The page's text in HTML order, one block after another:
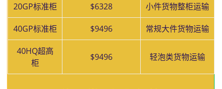
20GP标准柜 $6328 小件货物整柜运输
40GP标准柜 $9496 常规大件货物运输
40HQ超高
柜
$9496 轻泡类货物运输